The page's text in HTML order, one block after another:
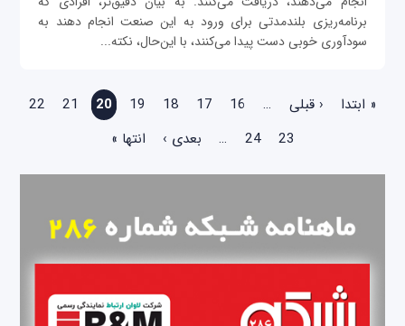
برنامه‌ریزی بلندمدتی برای ورود به این صنعت انجام دهند به
سودآوری خوبی دست پیدا می‌کنند، با این‌حال، نکته...
صفحه‌ها
« ابتدا ‹ قبلی …
16
17
18
19
20
21
22
23
24
… بعدی › انتها »